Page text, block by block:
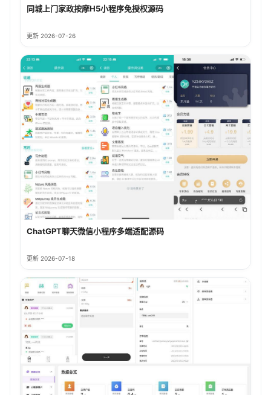
同城上门家政按摩H5小程序免授权源码
更新 2026-07-26
ChatGPT聊天微信小程序多端适配源码
更新 2026-07-18